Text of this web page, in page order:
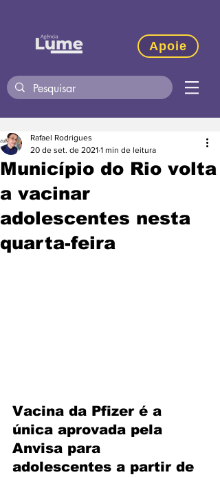
Apoie
Município do Rio volta
a vacinar
adolescentes nesta
quarta-feira
Rafael Rodrigues
20 de set. de 2021 1 min de leitura
Vacina da Pfizer é a
única aprovada pela
Anvisa para
adolescentes a partir de